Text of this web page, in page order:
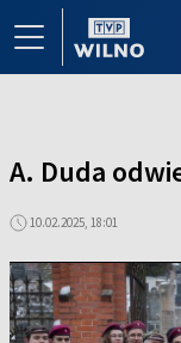
A. Duda
10.02.2025, 18:01